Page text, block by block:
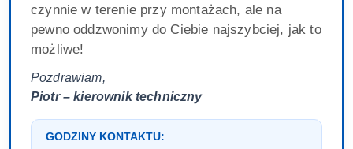
czynnie w terenie przy montażach, ale na
pewno oddzwonimy do Ciebie najszybciej, jak to
możliwe!
Pozdrawiam,
Piotr – kierownik techniczny
GODZINY KONTAKTU: